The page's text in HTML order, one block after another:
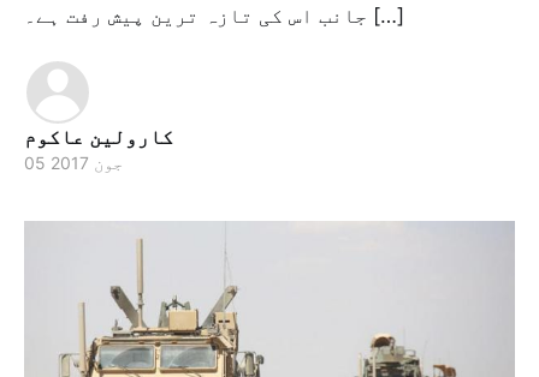
جانب اس کی تازہ ترین پیش رفت ہے۔ […]
کارولین عاکوم
05 جون 2017